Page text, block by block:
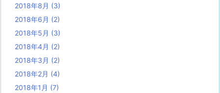
2018年8月 (3)
2018年6月 (2)
2018年5月 (3)
2018年4月 (2)
2018年3月 (2)
2018年2月 (4)
2018年1月 (7)